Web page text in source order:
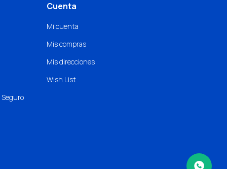
Cuenta
Mi cuenta
Mis compras
Mis direcciones
Wish List